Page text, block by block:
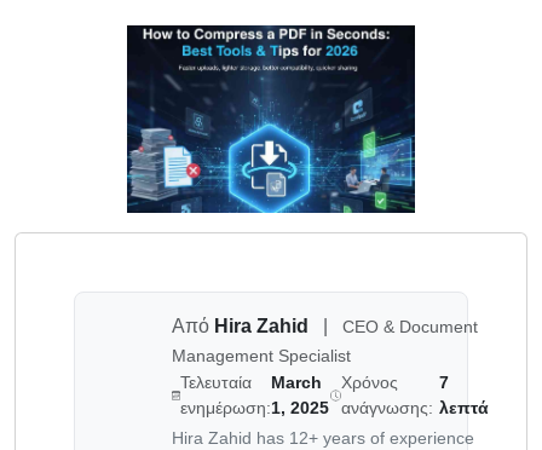
Από Hira Zahid
CEO & Document
Management Specialist
Τελευταία
ενημέρωση:
March
1, 2025
Χρόνος
ανάγνωσης:
7
λεπτά
Hira Zahid has 12+ years of experience